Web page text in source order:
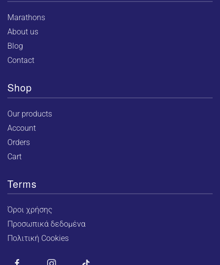
Marathons
About us
Blog
Contact
Shop
Our products
Account
Orders
Cart
Terms
Όροι χρήσης
Προσωπικά δεδομένα
Πολιτική Cookies